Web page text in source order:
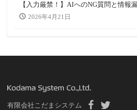
【入力厳禁！】AIへのNG質問と情報
2026年4月21日
有限会社こだまシステム